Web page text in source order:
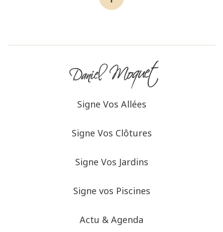
Signe Vos Allées
Signe Vos Clôtures
Signe Vos Jardins
Signe vos Piscines
Actu & Agenda